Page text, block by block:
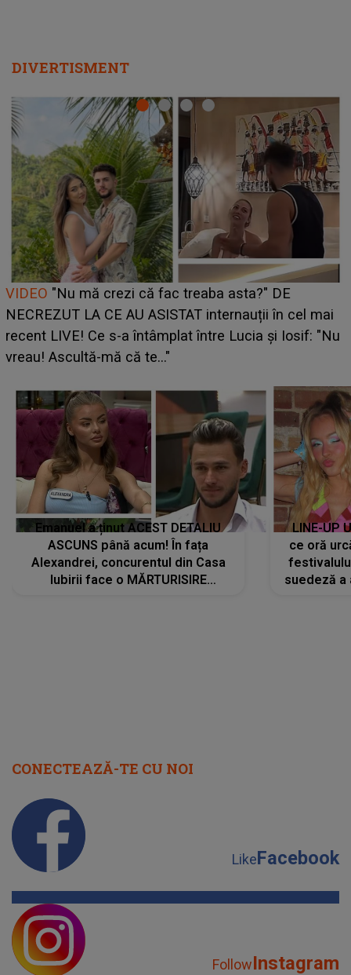
DIVERTISMENT
Cine este Bianca, tânăra clujeancă luată pe scenă la
UNTOLD ONE de Zara Larsson? Aceasta a dezvăluit
ce i-a spus artista suedeză în culise: „Nu am fost
pregătită...”
Emanuel a ținut ACEST DETALIU
ASCUNS până acum! În fața
Alexandrei, concurentul din Casa
Iubirii face o MĂRTURISIRE
LINE-UP
ce oră
suedeză a
CONECTEAZĂ-TE CU NOI
LikeFacebook
FollowInstagram